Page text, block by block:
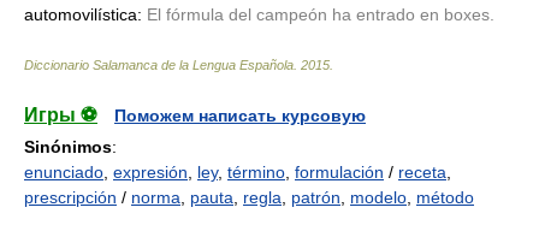
automovilística: El fórmula del campeón ha entrado en boxes.
Diccionario Salamanca de la Lengua Española 2015
Игры ⚽
Поможем написать курсовую
Sinónimos:
enunciado expresión ley, término formulación / receta
prescripción / norma pauta regla patrón modelo método